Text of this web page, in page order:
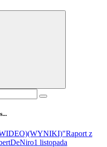
(WYNIKI)"Raport z
1 listopada